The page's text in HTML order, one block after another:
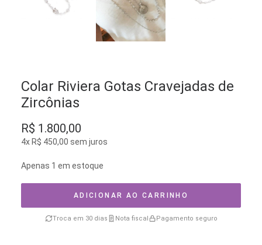
Colar Riviera Gotas Cravejadas de
Zircônias
R$ 1.800,00
4x R$ 450,00 sem juros
Apenas 1 em estoque
ADICIONAR AO CARRINHO
Troca em 30 dias Nota fiscal Pagamento seguro